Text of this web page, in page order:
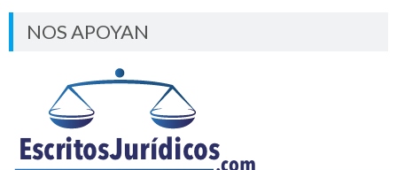
NOS APOYAN